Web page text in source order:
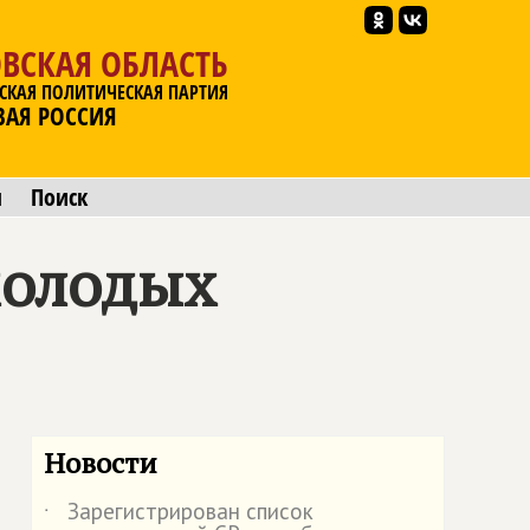
ОБЛАСТЬ
ПОЛИТИЧЕСКАЯ ПАРТИЯ
РОССИЯ
Поиск
Новости
˙ Зарегистрирован список